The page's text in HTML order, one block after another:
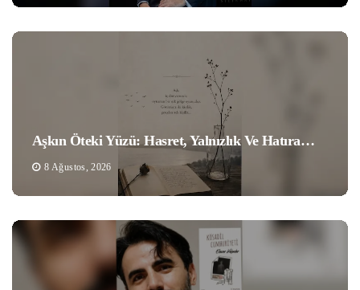
Aşkın Öteki Yüzü: Hasret, Yalnızlık Ve Hatıra…
8 Ağustos, 2026